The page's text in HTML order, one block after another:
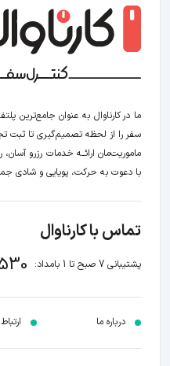
ما در کارناوال به عنوان جامع‌ترین
سفر را از لحظه‌ تصمیم‌گیری تا ثبت
ماموریت‌مان اراﺋــﻪ خدمات رزرو
با دعوت به حرکت، پویایی و شادی
تماس با کارناوال
پشتیبانی 7 صبح تا 1 بامداد:
درباره ما